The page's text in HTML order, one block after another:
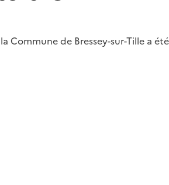
Commune de Bressey-sur-Tille